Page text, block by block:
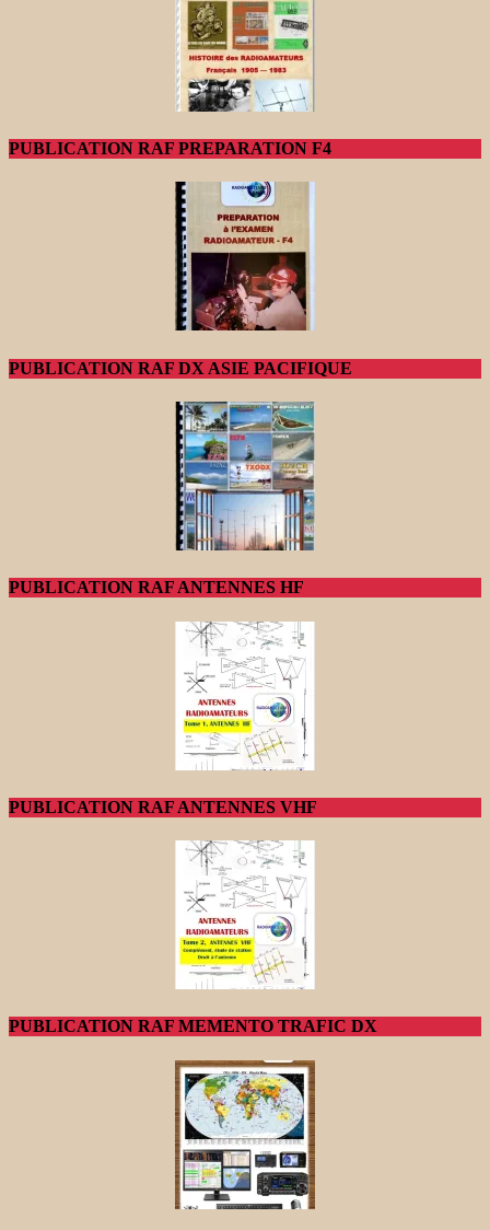
PUBLICATION RAF PREPARATION F4
PUBLICATION RAF DX ASIE PACIFIQUE
PUBLICATION RAF ANTENNES HF
PUBLICATION RAF ANTENNES VHF
PUBLICATION RAF MEMENTO TRAFIC DX